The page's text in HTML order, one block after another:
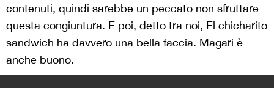
contenuti, quindi sarebbe un peccato non sfruttare
questa congiuntura. E poi, detto tra noi, El chicharito
sandwich ha davvero una bella faccia. Magari è
anche buono.